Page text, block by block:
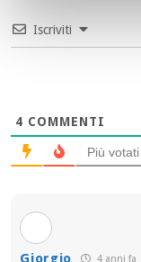
Iscriviti
4 COMMENTI
Più votati
Giorgio 4 anni fa